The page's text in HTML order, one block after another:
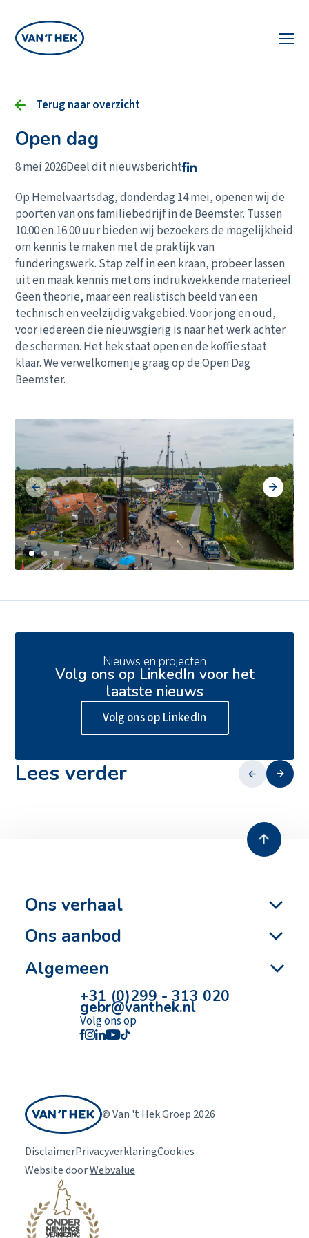
Ons aanbod
Actueel
Duurzaamheid
Veiligheid
Ons verhaal
Werken bij
Terug naar overzicht
Open dag
8 mei 2026Deel dit nieuwsbericht
Op Hemelvaartsdag, donderdag 14 mei, openen wij de
poorten van ons familiebedrijf in de Beemster. Tussen
10.00 en 16.00 uur bieden wij bezoekers de mogelijkheid
om kennis te maken met de praktijk van
funderingswerk. Stap zelf in een kraan, probeer lassen
uit en maak kennis met ons indrukwekkende materieel.
Geen theorie, maar een realistisch beeld van een
technisch en veelzijdig vakgebied. Voor jong en oud,
voor iedereen die nieuwsgierig is naar het werk achter
de schermen. Het hek staat open en de koffie staat
klaar. We verwelkomen je graag op de Open Dag
Beemster.
Lees verder
Nieuws en projecten
Volg ons op LinkedIn voor het
laatste nieuws
Volg ons op LinkedIn
Ons verhaal
Ons aanbod
Algemeen
+31 (0)299 - 313 020
gebr@vanthek.nl
Volg ons op
© Van 't Hek Groep 2026
DisclaimerPrivacyverklaringCookies
Website doorWebvalue